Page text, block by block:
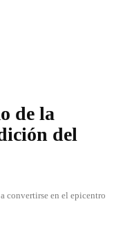
de la
del
convertirse en el epicentro